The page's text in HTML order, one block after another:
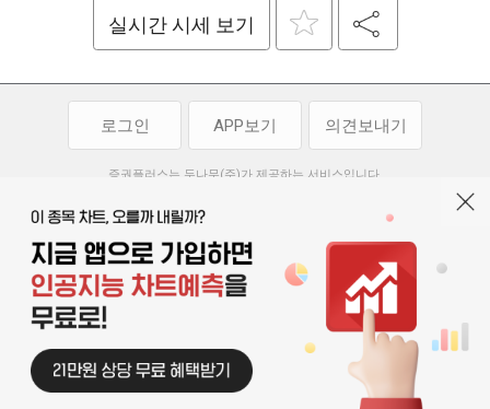
실시간 시세 보기
로그인 APP보기 의견보내기
증권플러스는 두나무(주)가 제공하는 서비스입니다.
투자 참고사항이며, 정보 제공 과정에서 오류나 지연이 발생할 수 있습니다.
두나무(주)는 제공된 정보에 의한 투자 결과에 대하여 법적인 책임을
부담하지 않습니다. 본 서비스에서 제공되는 정보의 무단 배포를 금합니다.
이용약관 | 청소년보호정책 개인정보처리방침
기사배열 기본방침 | 고객센터 |
오픈소스 라이선스
서울특별시 서초구 강남대로 369, 15층
사업자 등록번호 119-86-54968
|
기사배열 책임자 : 박동규
© 두나무 주식회사